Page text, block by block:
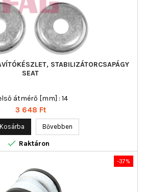
STABILIZÁTORCSAPÁGY
SEAT
átmérő [mm] : 14
Ár
3 648 Ft
Kosárba Bővebben
 Raktáron
-37%